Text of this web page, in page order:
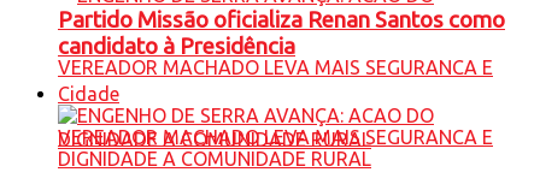
Partido Missão oficializa Renan Santos como
candidato à Presidência
Cidade